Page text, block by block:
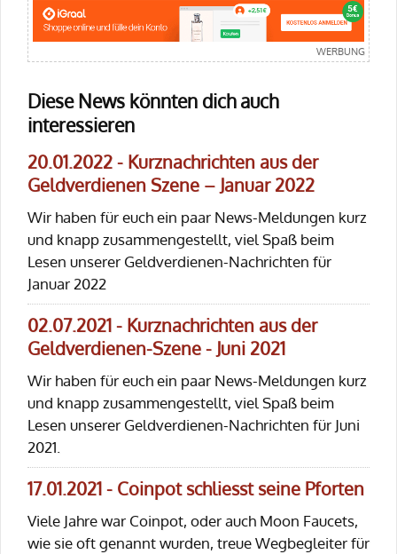
Diese News könnten dich auch
interessieren
20.01.2022 - Kurznachrichten aus der
Geldverdienen Szene – Januar 2022
Wir haben für euch ein paar News-Meldungen kurz
und knapp zusammengestellt, viel Spaß beim
Lesen unserer Geldverdienen-Nachrichten für
Januar 2022
02.07.2021 - Kurznachrichten aus der
Geldverdienen-Szene - Juni 2021
Wir haben für euch ein paar News-Meldungen kurz
und knapp zusammengestellt, viel Spaß beim
Lesen unserer Geldverdienen-Nachrichten für Juni
2021.
17.01.2021 - Coinpot schliesst seine Pforten
Viele Jahre war Coinpot, oder auch Moon Faucets,
wie sie oft genannt wurden, treue Wegbegleiter für